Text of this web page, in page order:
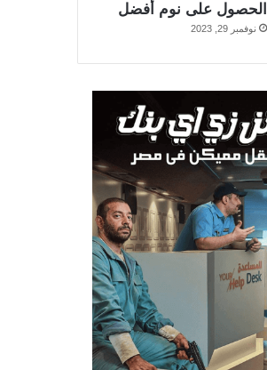
الحصول على نوم أفضل
نوفمبر 29, 2023